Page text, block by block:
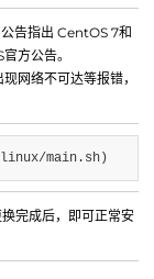
告指出 CentOS 7和
方公告。
网络不可达等报错，
main.sh)
完成后，即可正常安